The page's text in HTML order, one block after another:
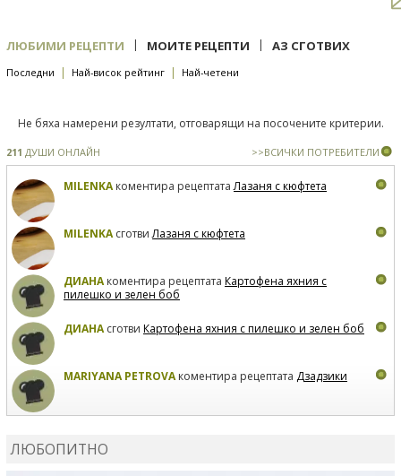
ЛЮБИМИ РЕЦЕПТИ | МОИТЕ РЕЦЕПТИ | АЗ СГОТВИХ
Последни | Най-висок рейтинг | Най-четени
Не бяха намерени резултати, отговарящи на посочените критерии.
211 ДУШИ ОНЛАЙН >>ВСИЧКИ ПОТРЕБИТЕЛИ
MILENKAкоментира рецептатаЛазаня с кюфтета
MILENKAсготвиЛазаня с кюфтета
ДИАНАкоментира рецептата Картофена яхния с
пилешко и зелен боб
ДИАНАсготви Картофена яхния с пилешко и зелен боб
MARIYANA PETROVAкоментира рецептата Дзадзики
ЛЮБОПИТНО